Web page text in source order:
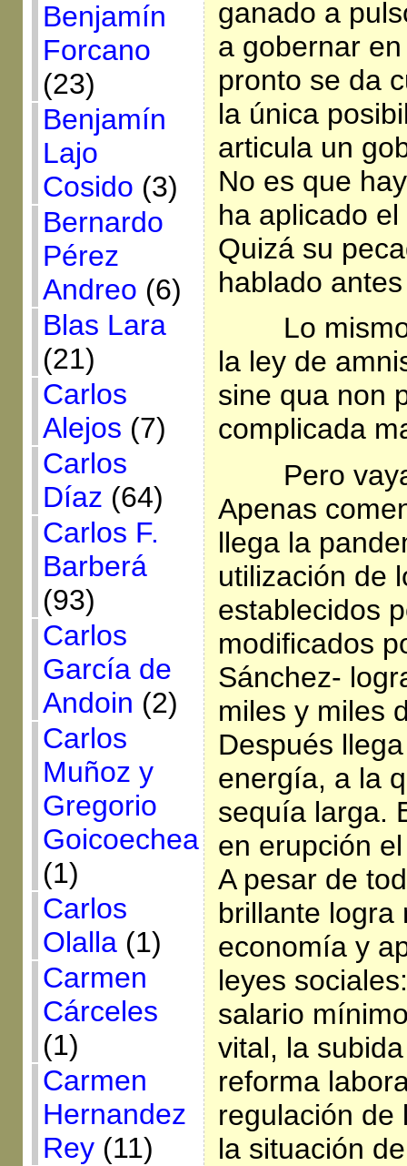
Benjamín
Forcano
(23)
Benjamín
Lajo
Cosido (3)
Bernardo
Pérez
Andreo (6)
Blas Lara
(21)
Carlos
Alejos (7)
Carlos
Díaz (64)
Carlos F.
Barberá
(93)
Carlos
García de
Andoin (2)
Carlos
Muñoz y
Gregorio
Goicoechea
(1)
Carlos
Olalla(1)
Carmen
Cárceles
(1)
Carmen
Hernandez
Rey(11)
ganado a
a gobernar
pronto se da
la única
articula un
No es que
ha aplicado
Quizá su
hablado
Lo
la ley de
sine qua non
complicada
Pero
Apenas
llega la
utilización de
establecidos
modificados
Sánchez-
miles y miles
Después
energía, a la
sequía larga.
en erupción
A pesar de
brillante logra
economía y
leyes
salario
vital, la
reforma
regulación de
la situación